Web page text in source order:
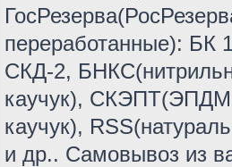
переработанные): БК
СКД-2,
каучук),
каучук),
и др.. Самовывоз из